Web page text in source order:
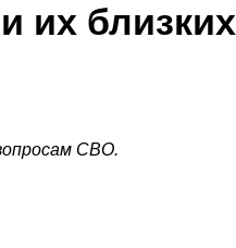
их близких
СВО.